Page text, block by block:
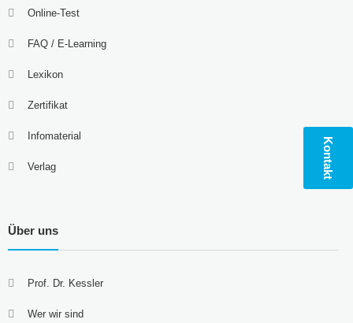
Kontakt
Online-Test
FAQ / E-Learning
Lexikon
Zertifikat
Infomaterial
Verlag
Über uns
Prof. Dr. Kessler
Wer wir sind